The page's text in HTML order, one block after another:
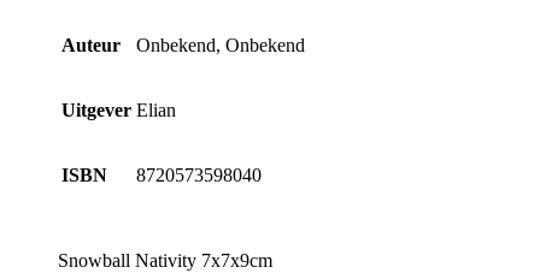
Auteur Onbekend, Onbekend
Uitgever Elian
ISBN 8720573598040
Snowball Nativity 7x7x9cm